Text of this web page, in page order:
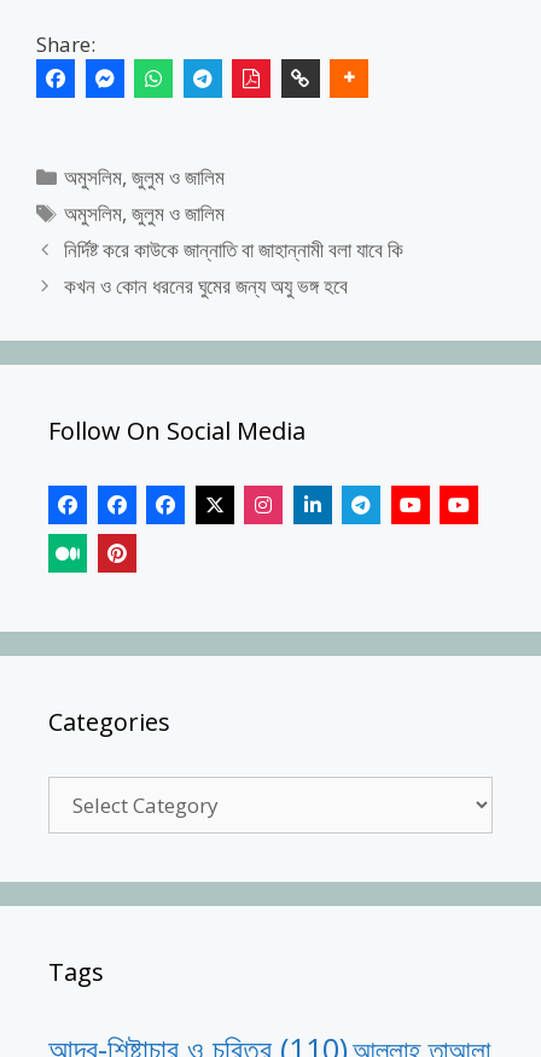
Share:
Categories
অমুসলিম,জুলুম ও জালিম
Tags
অমুসলিম,জুলুম ও জালিম
নির্দিষ্ট করে কাউকে জান্নাতি বা জাহান্নামী বলা যাবে কি
কখন ও কোন ধরনের ঘুমের জন্য অযু ভঙ্গ হবে
Follow On Social Media
Categories
Tags
আদব-শিষ্টাচার ও চরিত্র (110)